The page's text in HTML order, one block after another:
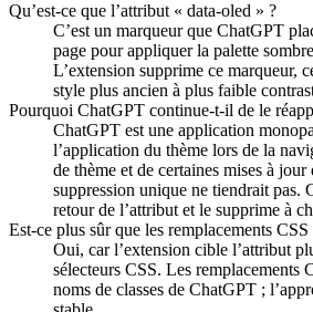
Qu’est-ce que l’attribut « data-oled » ?
C’est un marqueur que ChatGPT
page pour appliquer la palette
L’extension supprime ce marqueur,
style plus ancien à plus faible
Pourquoi ChatGPT continue-t-il de le
ChatGPT est une application
l’application du thème lors de la
de thème et de certaines mises à
suppression unique ne tiendrait pas.
retour de l’attribut et le supprime à
Est-ce plus sûr que les remplacements CSS
Oui, car l’extension cible l’attribut
sélecteurs CSS. Les remplacements
noms de classes de ChatGPT ;